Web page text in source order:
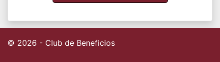
© 2026 - Club de Beneficios